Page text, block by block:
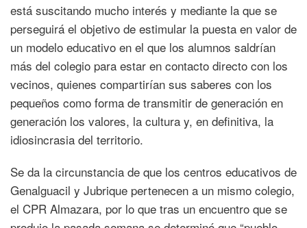
está suscitando mucho interés y mediante la que se
perseguirá el objetivo de estimular la puesta en valor de
un modelo educativo en el que los alumnos saldrían
más del colegio para estar en contacto directo con los
vecinos, quienes compartirían sus saberes con los
pequeños como forma de transmitir de generación en
generación los valores, la cultura y, en definitiva, la
idiosincrasia del territorio.
Se da la circunstancia de que los centros educativos de
Genalguacil y Jubrique pertenecen a un mismo colegio,
el CPR Almazara, por lo que tras un encuentro que se